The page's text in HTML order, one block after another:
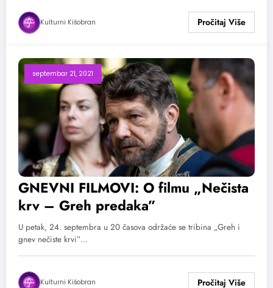
Kulturni Kišobran
septembar 21, 2021
GNEVNI FILMOVI: O filmu „Nečista
krv – Greh predaka”
U petak, 24. septembra u 20 časova održaće se tribina „Greh i
gnev nečiste krvi”…
Kulturni Kišobran